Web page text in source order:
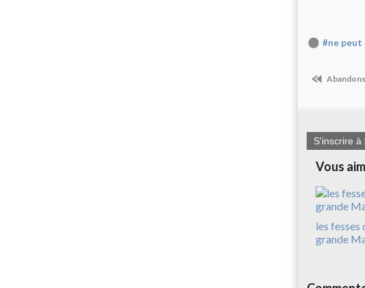
#ne peut
S'inscrire à
Vous
les fesses
grande